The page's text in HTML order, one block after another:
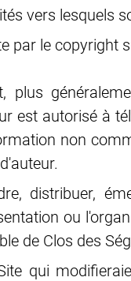
vers lesquels
par le copyright
est autorisé à
non
distribuer,
ou
de Clos des
qui